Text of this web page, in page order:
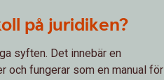
på juridiken?
syften. Det innebär en
och fungerar som en manual för